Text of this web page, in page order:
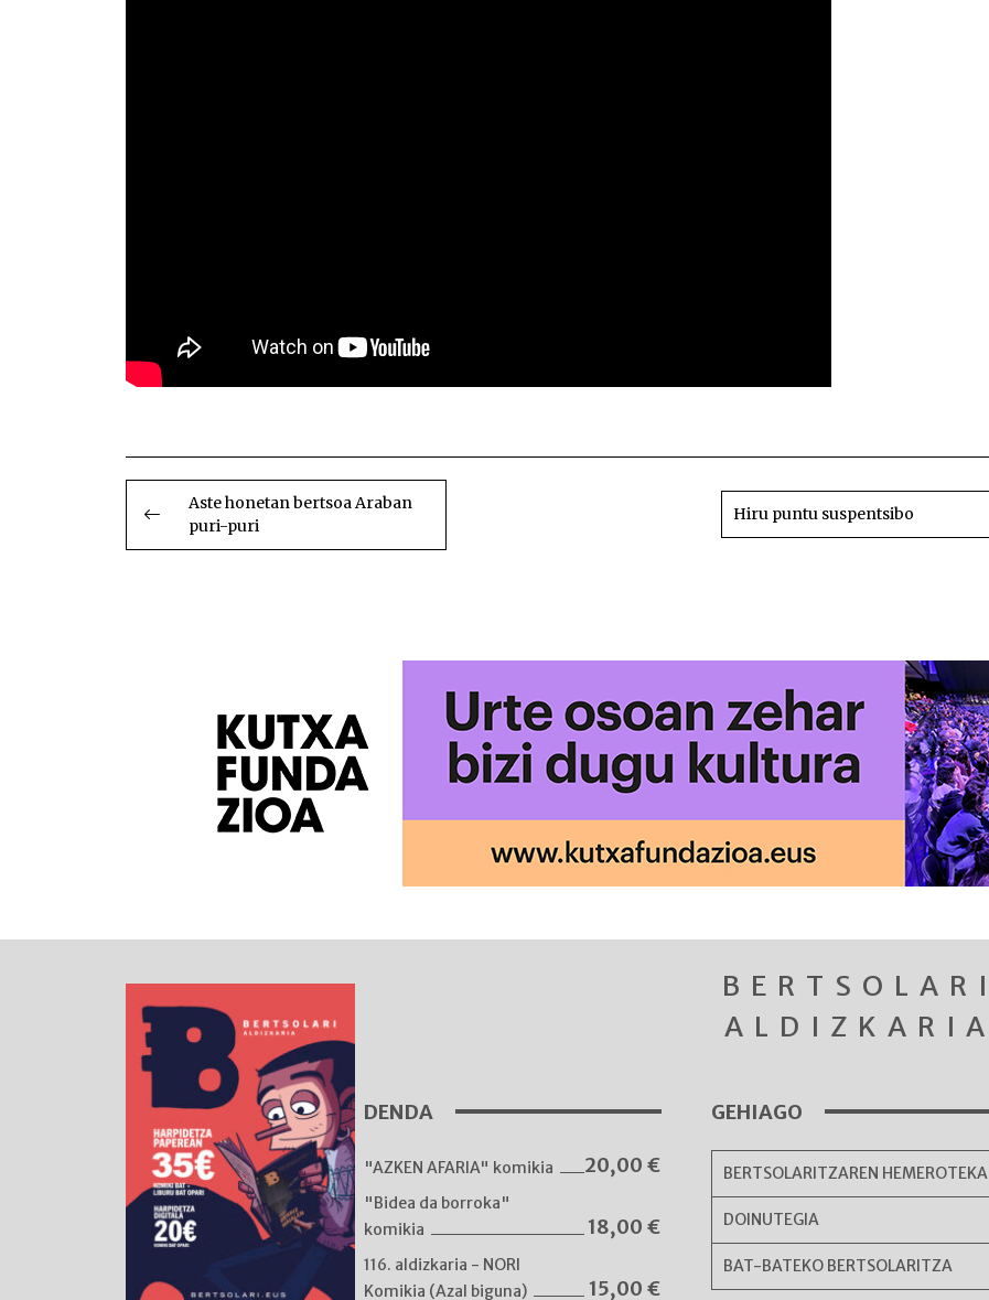
BIDALKETETAN
ZEHAR
NABIGATU
Aste honetan bertsoa Araban
puri-puri
Hiru puntu suspentsibo
BERTSOLARI
ALDIZKARIA
DENDA
"AZKEN AFARIA" komikia 20,00 €
"Bidea da borroka"
komikia
18,00 €
116. aldizkaria - NORI
Komikia (Azal biguna)
15,00 €
GEHIAGO
BERTSOLARITZAREN HEMEROTEKA
DOINUTEGIA
BAT-BATEKO BERTSOLARITZA